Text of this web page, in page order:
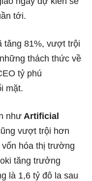
tới.
tăng 81%, vượt trội
thách thức về
tỷ phú
mặt.
như Artificial
vượt trội hơn
vốn hóa thị trường
tăng trưởng
là 1,6 tỷ đô la sau